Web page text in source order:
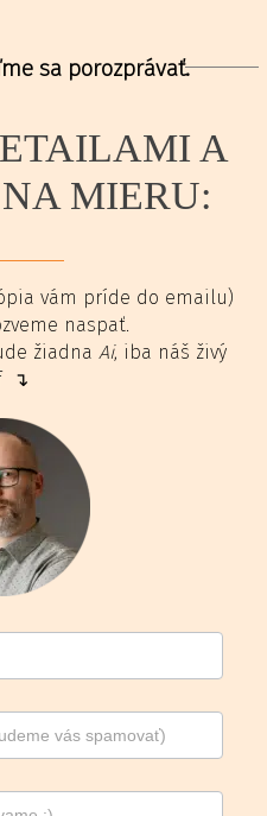
sa porozprávať.
A
MIERU:
vám príde do emailu)
naspať.
žiadna Ai, iba náš živý
↴